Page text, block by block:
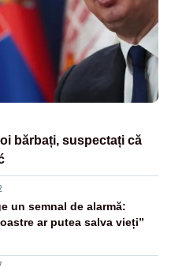
bărbați, suspectați că
un semnal de alarmă:
ar putea salva vieți”